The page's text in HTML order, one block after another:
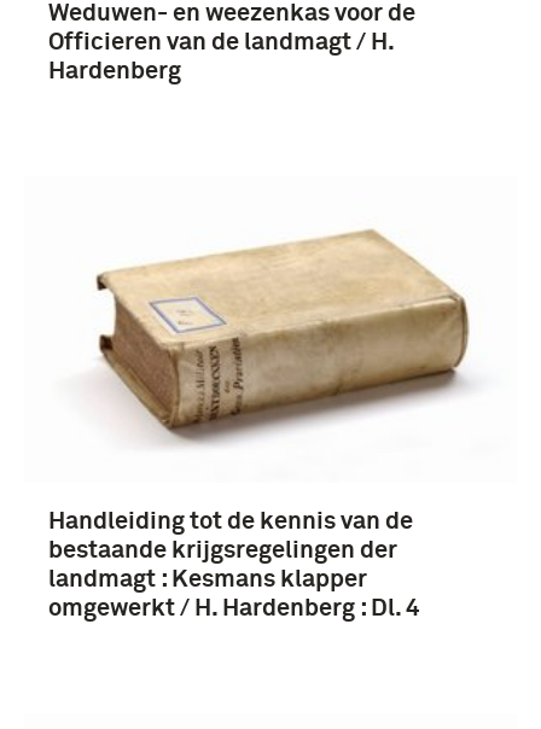
Weduwen- en weezenkas voor de
Officieren van de landmagt / H.
Hardenberg
Handleiding tot de kennis van de
bestaande krijgsregelingen der
landmagt : Kesmans klapper
omgewerkt / H. Hardenberg : Dl. 4